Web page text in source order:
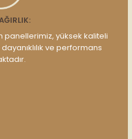
panellerimiz, yüksek kaliteli
ve performans